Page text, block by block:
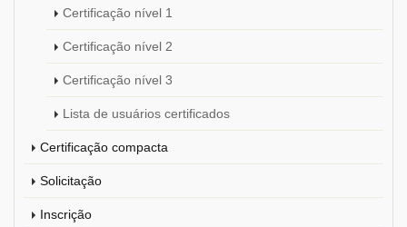
Certificação nível 1
Certificação nível 2
Certificação nível 3
Lista de usuários certificados
Certificação compacta
Solicitação
Inscrição